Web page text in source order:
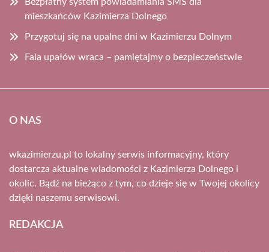
mieszkańców Kazimierza Dolnego
Przygotuj się na upalne dni w Kazimierzu Dolnym
Fala upałów wraca – pamiętajmy o bezpieczeństwie
O NAS
wkazimierzu.pl to lokalny serwis informacyjny, który
dostarcza aktualne wiadomości z Kazimierza Dolnego i
okolic. Bądź na bieżąco z tym, co dzieje się w Twojej okolicy
dzięki naszemu serwisowi.
REDAKCJA